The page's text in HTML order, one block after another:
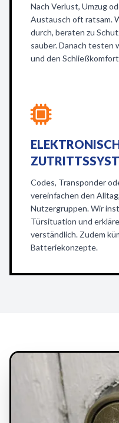
Nach Verlust, Umzug
Austausch oft ratsam.
durch, beraten zu
sauber. Danach testen
und den
Codes, Transponder
vereinfachen den
Nutzergruppen. Wir
Türsituation und
verständlich. Zudem
Batteriekonzepte.